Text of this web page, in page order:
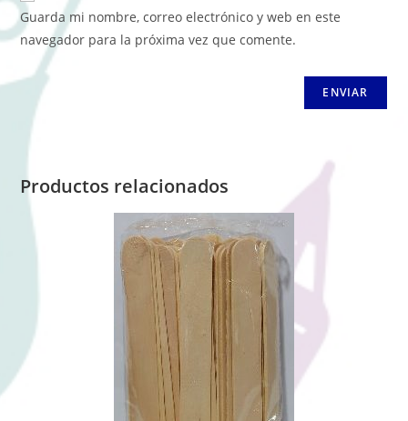
Guarda mi nombre, correo electrónico y web en este
navegador para la próxima vez que comente.
Productos relacionados